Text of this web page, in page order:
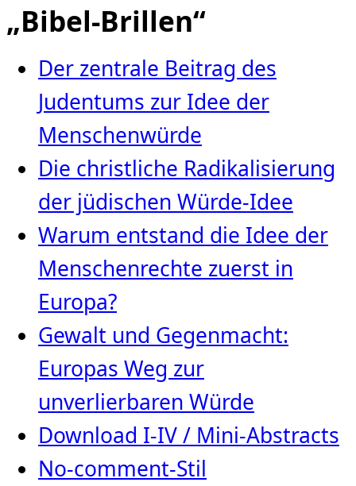
„Bibel-Brillen“
Der zentrale Beitrag des
Judentums zur Idee der
Menschenwürde
Die christliche Radikalisierung
der jüdischen Würde‑Idee
Warum entstand die Idee der
Menschenrechte zuerst in
Europa?
Gewalt und Gegenmacht:
Europas Weg zur
unverlierbaren Würde
Download I-IV / Mini-Abstracts
No-comment-Stil